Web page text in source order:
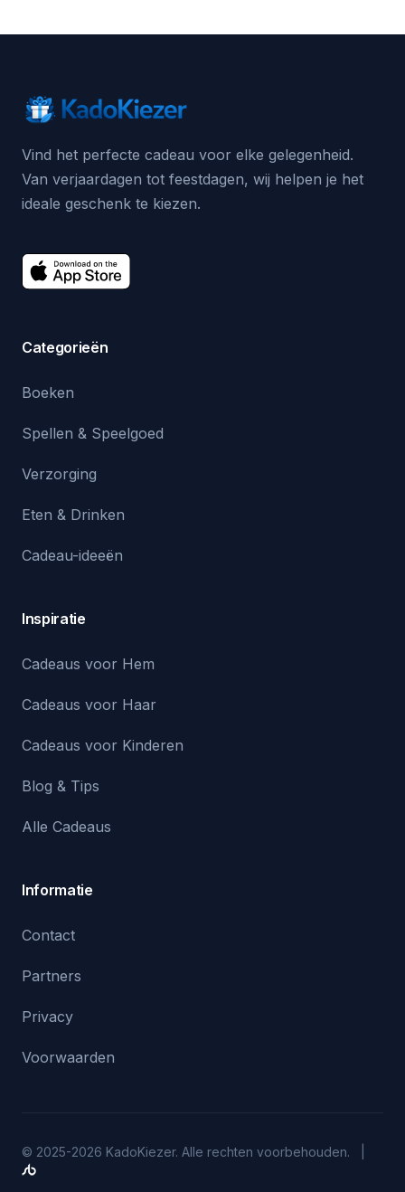
Vind het perfecte cadeau voor elke gelegenheid.
Van verjaardagen tot feestdagen, wij helpen je het
ideale geschenk te kiezen.
Categorieën
Boeken
Spellen & Speelgoed
Verzorging
Eten & Drinken
Cadeau-ideeën
Inspiratie
Cadeaus voor Hem
Cadeaus voor Haar
Cadeaus voor Kinderen
Blog & Tips
Alle Cadeaus
Informatie
Contact
Partners
Privacy
Voorwaarden
© 2025-2026 KadoKiezer. Alle rechten voorbehouden. |